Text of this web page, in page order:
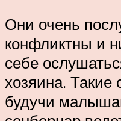
Они очень
конфликтны и
себе
хозяина.
будучи